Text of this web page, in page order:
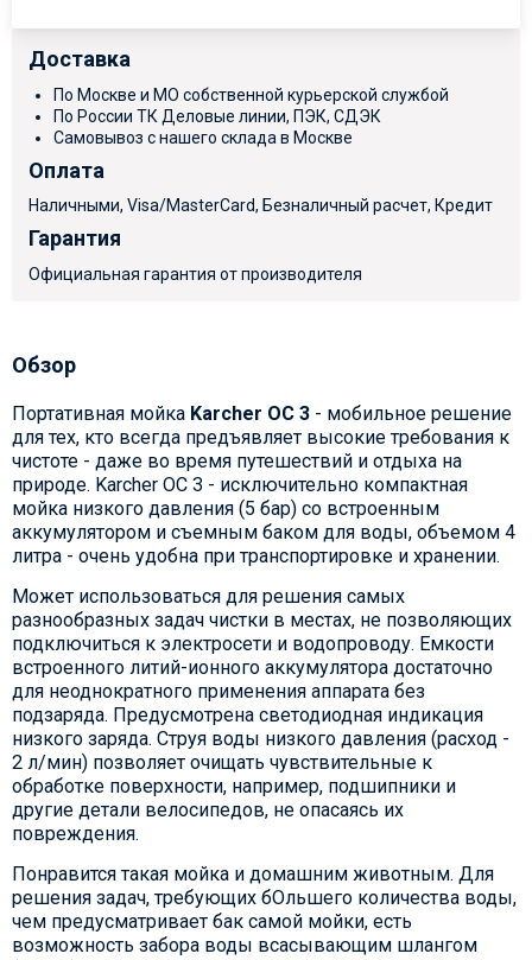
Доставка
По Москве и МО собственной курьерской службой
По России ТК Деловые линии, ПЭК, СДЭК
Самовывоз с нашего склада в Москве
Оплата
Наличными, Visa/MasterCard, Безналичный расчет, Кредит
Гарантия
Официальная гарантия от производителя
Обзор
Портативная мойка Karcher OC 3- мобильное решение
для тех, кто всегда предъявляет высокие требования к
чистоте - даже во время путешествий и отдыха на
природе. Karcher OC 3 - исключительно компактная
мойка низкого давления (5 бар) со встроенным
аккумулятором и съемным баком для воды, объемом 4
литра - очень удобна при транспортировке и хранении.
Может использоваться для решения самых
разнообразных задач чистки в местах, не позволяющих
подключиться к электросети и водопроводу. Емкости
встроенного литий-ионного аккумулятора достаточно
для неоднократного применения аппарата без
подзаряда. Предусмотрена светодиодная индикация
низкого заряда. Струя воды низкого давления (расход -
2 л/мин) позволяет очищать чувствительные к
обработке поверхности, например, подшипники и
другие детали велосипедов, не опасаясь их
повреждения.
Понравится такая мойка и домашним животным. Для
решения задач, требующих бОльшего количества воды,
чем предусматривает бак самой мойки, есть
возможность забора воды всасывающим шлангом